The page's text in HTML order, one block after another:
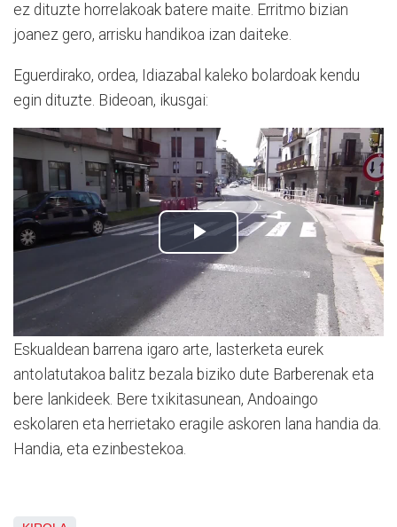
ez dituzte horrelakoak batere maite. Erritmo bizian
joanez gero, arrisku handikoa izan daiteke.
Eguerdirako, ordea, Idiazabal kaleko bolardoak kendu
egin dituzte. Bideoan, ikusgai:
Eskualdean barrena igaro arte, lasterketa eurek
antolatutakoa balitz bezala biziko dute Barberenak eta
bere lankideek. Bere txikitasunean, Andoaingo
eskolaren eta herrietako eragile askoren lana handia da.
Handia, eta ezinbestekoa.